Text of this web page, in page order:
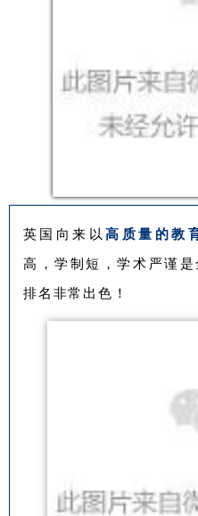
英国向来以高质量的教
高，学制短，学术严谨
排名非常出色！